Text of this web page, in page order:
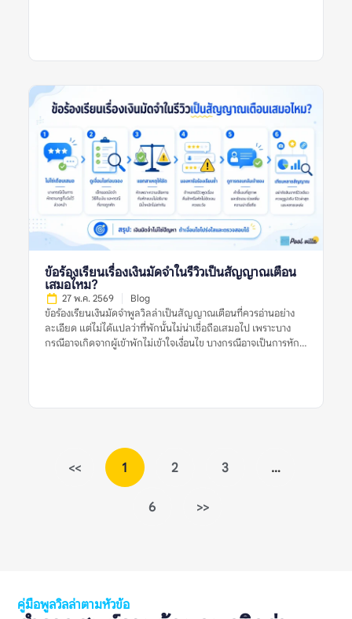
ชัดเจนหรือไม่ ใช้เสียงได้ถึงกี่โมง และมีความเสี่ยงเรื่องค่าปรับหรือ
กัน ไม่ใช่ดูจากรีวิวเดียว รูปเดียว หรือคะแนนดาวเพียงอย่างเดียว
ความหมายของข้อร้องเรียนเรื่องเสียงในรีวิวพูลวิลล่าคืออะไร?
ความหมายของข้อร้องเรียนเรื่องเสียงในรีวิวพูลวิลล่า คือข้อมูลที่ผู้
เข้าพักหรือผู้รีวิวพูดถึงปัญหาเกี่ยวกับเสียงระหว่างเข้าพัก เช่น เสียง
ดังจากบ้านข้างเคียง เสียงรถ เสียงสถานบันเทิงใกล้ที่พัก เสียงจาก
กลุ่มผู้เข้าพักเอง หรือการถูกเตือนเรื่องใช้เสียงเกินเวลาที่กำหนด ข้อ
ร้องเรียนเรื่องเสียงอาจสะท้อนหลายอย่าง เช่น ทำเลของบ้านอยู่ใกล้
ชุมชนมาก กฎบ้านเข้มงวด พื้นที่ไม่เหมาะกับปาร์ตี้ หรือที่พักอยู่ใน
โซนที่เสียงจากภายนอกรบกวนการพักผ่อน ในบางกรณี รีวิวเรื่อง
เสียงอาจไม่ได้เกิดจากตัวที่พักไม่ดี แต่เกิดจากผู้เข้าพักไม่อ่านกฎ
บ้านให้ละเอียดก่อนจอง รีวิวที่มีประโยชน์ควรระบุให้ชัดว่าเสียงมา
จากไหน เกิดช่วงเวลาใด และกระทบมากแค่ไหน เช่น “หลัง 22.00
น. ต้องลดเสียง” “บ้านอยู่ติดถนนจึงได้ยินเสียงรถ” หรือ “เพื่อน
บ้านร้องเรียนเมื่อเปิดเพลงดัง” รายละเอียดเหล่านี้ช่วยให้ผู้อ่าน
ประเมินได้ว่าปัญหานั้นเกี่ยวข้องกับทริปของตนหรือไม่ ทำไมข้อร้อง
เรียนเรื่องเสียงจึงสำคัญก่อนจองพูลวิลล่า? พูลวิลล่ามักมีพื้นที่ส่วน
กลาง สระว่ายน้ำ ลานปิ้งย่าง หรือคาราโอเกะ ซึ่งเป็นกิจกรรมที่เกิด
เสียงได้ง่าย หากผู้เข้าพักต้องการจัดปาร์ตี้ […]
ข้อร้องเรียนเรื่องเงินมัดจำในรีวิวเป็นสัญญาณเตือน
เสมอไหม?
27 พ.ค. 2569 Blog
ข้อร้องเรียนเงินมัดจำพูลวิลล่าเป็นสัญญาณเตือนที่ควรอ่านอย่าง
ละเอียด แต่ไม่ได้แปลว่าที่พักนั้นไม่น่าเชื่อถือเสมอไป เพราะบาง
กรณีอาจเกิดจากผู้เข้าพักไม่เข้าใจเงื่อนไข บางกรณีอาจเป็นการหัก
เตือนหมายถึงอะไร? ข้อร้องเรียนเงินมัดจำพูลวิลล่าเป็นสัญญาณ
เตือน หมายถึงรีวิวที่ผู้เข้าพักพูดถึงปัญหาเกี่ยวกับเงินมัดจำ เช่น คืน
เงินช้า หักเงินโดยไม่อธิบาย เงื่อนไขไม่ชัด หรือยอดเงินที่ต้องวาง
คุ้มครองความเสียหายที่อาจเกิดขึ้นกับบ้าน เช่น เฟอร์นิเจอร์เสียหาย
ไว้ก่อนหรือไม่ เจ้าของอธิบายอย่างไร และมีผู้เข้าพักคนอื่นเจอ
ปัญหาแบบเดียวกันซ้ำหรือเปล่า ทำไมข้อร้องเรียนเรื่องเงินมัดจำจึง
<< 1 2 3 …
6 >>
คู่มือพูลวิลล่าตามหัวข้อ